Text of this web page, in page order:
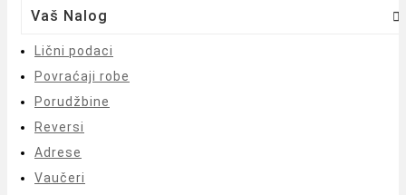
Vaš Nalog 
Lični podaci
Povraćaji robe
Porudžbine
Reversi
Adrese
Vaučeri